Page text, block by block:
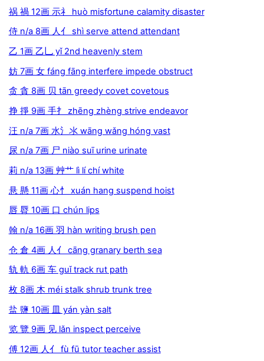
祸 禍 12画 示礻 huò misfortune calamity disaster
侍 n/a 8画 人亻 shì serve attend attendant
乙 1画 乙乚 yǐ 2nd heavenly stem
妨 7画 女 fáng fāng interfere impede obstruct
贪 貪 8画 贝 tān greedy covet covetous
挣 掙 9画 手扌 zhēng zhèng strive endeavor
汪 n/a 7画 水氵氺 wāng wǎng hóng vast
尿 n/a 7画 尸 niào suī urine urinate
莉 n/a 13画 艸艹 lì lí chí white
悬 懸 11画 心忄 xuán hang suspend hoist
唇 脣 10画 口 chún lips
翰 n/a 16画 羽 hàn writing brush pen
仓 倉 4画 人亻 cāng granary berth sea
轨 軌 6画 车 guǐ track rut path
枚 8画 木 méi stalk shrub trunk tree
盐 鹽 10画 皿 yán yàn salt
览 覽 9画 见 lǎn inspect perceive
傅 12画 人亻 fù fū tutor teacher assist